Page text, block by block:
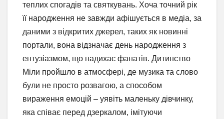
теплих спогадів та святкувань. Хоча точний рік
її народження не завжди афішується в медіа, за
даними з відкритих джерел, таких як новинні
портали, вона відзначає день народження з
ентузіазмом, що надихає фанатів. Дитинство
Міли пройшло в атмосфері, де музика та слово
були не просто розвагою, а способом
вираження емоцій – уявіть маленьку дівчинку,
яка співає перед дзеркалом, імітуючи